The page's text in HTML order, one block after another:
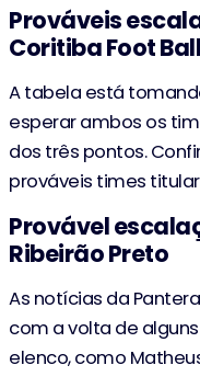
Prováveis
Coritiba Foot
A tabela está
esperar ambos os
dos três pontos.
prováveis times
Provável
Ribeirão Preto
As notícias da
com a volta de
elenco, como